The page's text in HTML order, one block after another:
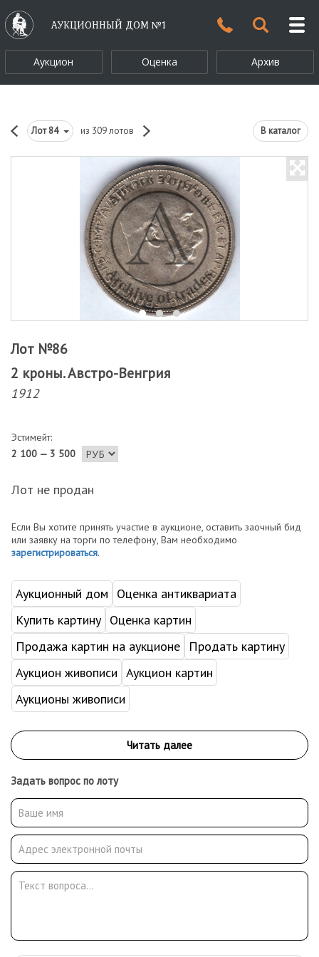
АУКЦИОННЫЙ ДОМ №1
Аукцион Оценка Архив
Лот84 из 309 лотов В каталог
Лот №86
2 кроны. Австро-Венгрия
1912
Эстимейт:
2 100 — 3 500
Лот не продан
Если Вы хотите принять участие в аукционе, оставить заочный бид
или заявку на торги по телефону, Вам необходимо
зарегистрироваться.
Аукционный дом
Оценка антиквариата
Купить картину Оценка картин
Продажа картин на аукционе
Продать картину
Аукцион живописи Аукцион картин
Аукционы живописи
Задать вопрос по лоту